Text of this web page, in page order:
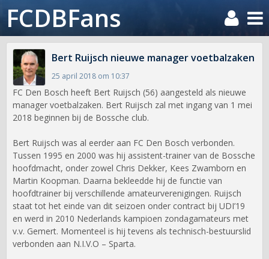
FCDBFans
Bert Ruijsch nieuwe manager voetbalzaken
25 april 2018 om 10:37
FC Den Bosch heeft Bert Ruijsch (56) aangesteld als nieuwe
manager voetbalzaken. Bert Ruijsch zal met ingang van 1 mei
2018 beginnen bij de Bossche club.
Bert Ruijsch was al eerder aan FC Den Bosch verbonden.
Tussen 1995 en 2000 was hij assistent-trainer van de Bossche
hoofdmacht, onder zowel Chris Dekker, Kees Zwamborn en
Martin Koopman. Daarna bekleedde hij de functie van
hoofdtrainer bij verschillende amateurverenigingen. Ruijsch
staat tot het einde van dit seizoen onder contract bij UDI’19
en werd in 2010 Nederlands kampioen zondagamateurs met
v.v. Gemert. Momenteel is hij tevens als technisch-bestuurslid
verbonden aan N.I.V.O – Sparta.